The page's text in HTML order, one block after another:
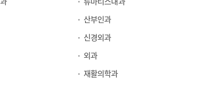
산부인과
신경외과
외과
재활의학과